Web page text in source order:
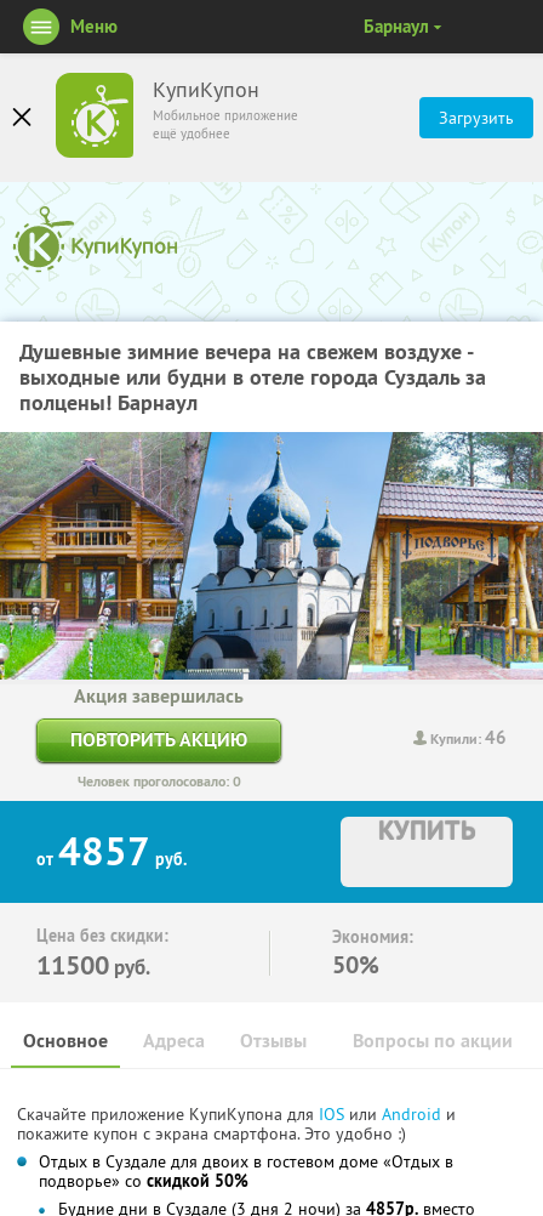
КупиКупон
Мобильное приложение
ещё удобнее
Загрузить
Меню Барнаул
Душевные зимние вечера на свежем воздухе -
выходные или будни в отеле города Суздаль за
полцены! Барнаул
Купили:46
Акция завершилась
ПОВТОРИТЬ АКЦИЮ
Человек проголосовало: 0
от 4857 руб.
КУПИТЬ
Цена без скидки:
11500 руб.
Экономия:
50%
Основное Отзывы Вопросы по акции
Адреса
Скачайте приложение КупиКупона для IOS или Android и
покажите купон с экрана смартфона. Это удобно :)
Отдых в Суздале для двоих в гостевом доме «Отдых в
подворье» со скидкой 50%
Будние дни в Суздале (3 дня 2 ночи) за 4857р. вместо